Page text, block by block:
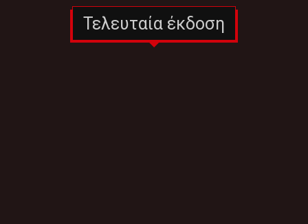
Τελευταία έκδοση